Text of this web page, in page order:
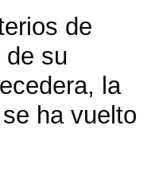
de
de su
la
ha vuelto